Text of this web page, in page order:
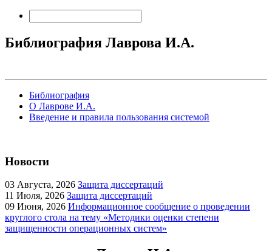
Библиография Лаврова И.А.
Библиография
О Лаврове И.А.
Введение и правила пользования системой
Новости
03 Августа, 2026 Защита диссертаций
11 Июля, 2026 Защита диссертаций
09 Июня, 2026 Информационное сообщение о проведении
круглого стола на тему «Методики оценки степени
защищенности операционных систем»